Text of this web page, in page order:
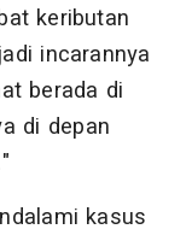
keributan
incarannya
berada di
di depan
kasus